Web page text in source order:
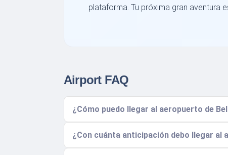
plataforma. Tu próxima gran aventura
Airport FAQ
¿Cómo puedo llegar al aeropuerto de
¿Con cuánta anticipación debo llegar al